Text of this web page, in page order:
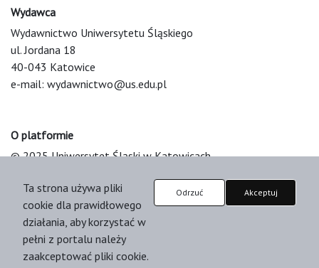
Wydawca
Wydawnictwo Uniwersytetu Śląskiego
ul. Jordana 18
40-043 Katowice
e-mail: wydawnictwo@us.edu.pl
O platformie
© 2025 Uniwersytet Śląski w Katowicach
Platform & Workflow by OJS/PKP
Ta strona używa pliki
cookie dla prawidłowego
działania, aby korzystać w
pełni z portalu należy
zaakceptować pliki cookie.
Odrzuć Akceptuj